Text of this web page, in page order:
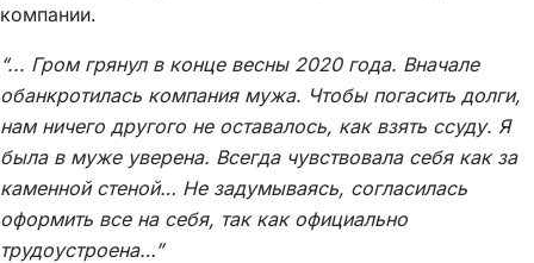
компании.
“... Гром грянул в конце весны 2020 года. Вначале
обанкротилась компания мужа. Чтобы погасить долги,
нам ничего другого не оставалось, как взять ссуду. Я
была в муже уверена. Всегда чувствовала себя как за
каменной стеной… Не задумываясь, согласилась
оформить все на себя, так как официально
трудоустроена…”